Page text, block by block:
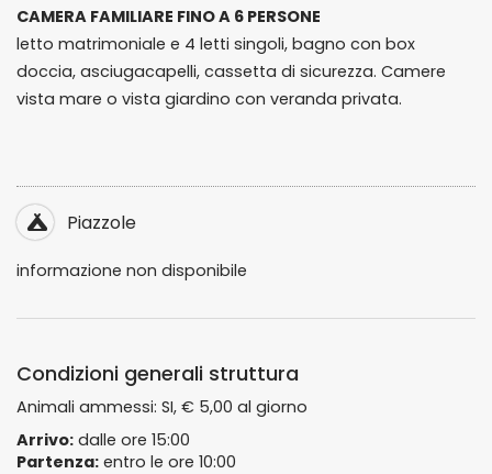
CAMERA FAMILIARE FINO A 6 PERSONE
letto matrimoniale e 4 letti singoli, bagno con box
doccia, asciugacapelli, cassetta di sicurezza. Camere
vista mare o vista giardino con veranda privata.
Piazzole
informazione non disponibile
Condizioni generali struttura
Animali ammessi: SI, € 5,00 al giorno
Arrivo: dalle ore 15:00
Partenza: entro le ore 10:00